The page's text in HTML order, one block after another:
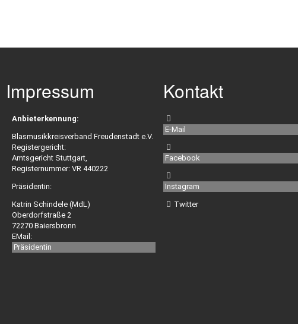
Impressum
Anbieterkennung:
Blasmusikkreisverband Freudenstadt e.V.
Registergericht:
Amtsgericht Stuttgart,
Registernummer: VR 440222
Präsidentin:
Katrin Schindele (MdL)
Oberdorfstraße 2
72270 Baiersbronn
EMail:
Präsidentin
Kontakt
E-Mail
Facebook
Instagram
Twitter